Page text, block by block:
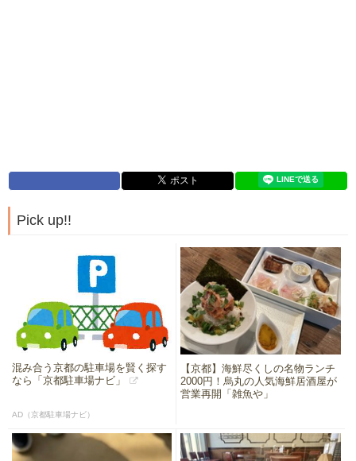
Pick up!!
混み合う京都の駐車場を賢く探す
なら「京都駐車場ナビ」
AD（京都駐車場ナビ）
【京都】海鮮尽くしの名物ランチ
2000円！烏丸の人気海鮮居酒屋が
営業再開「雑魚や」